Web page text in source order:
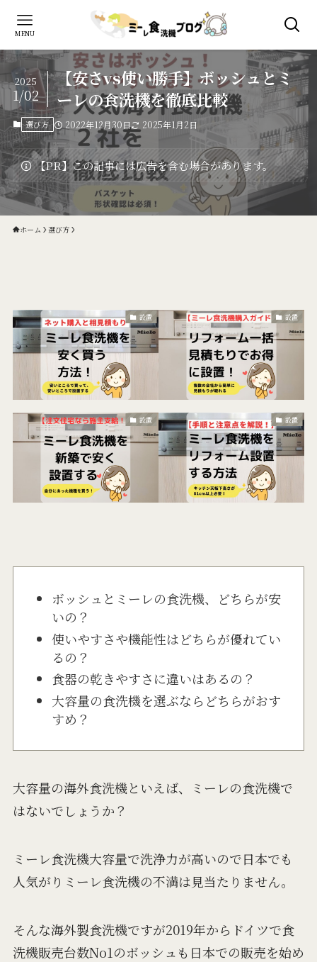
MENU
【安さvs使い勝手】ボッシュとミ
ーレの食洗機を徹底比較
2025
1/02
選び方 2022年12月30日 2025年1月2日
【PR】この記事には広告を含む場合があります。
ホーム 選び方
設置
設置
設置
設置
ボッシュとミーレの食洗機、どちらが安
いの？
使いやすさや機能性はどちらが優れてい
るの？
食器の乾きやすさに違いはあるの？
大容量の食洗機を選ぶならどちらがおす
すめ？
大容量の海外食洗機といえば、ミーレの食洗機で
はないでしょうか？
ミーレ食洗機大容量で洗浄力が高いので日本でも
人気がりミーレ食洗機の不満は見当たりません。
そんな海外製食洗機ですが2019年からドイツで食
洗機販売台数No1のボッシュも日本での販売を始め